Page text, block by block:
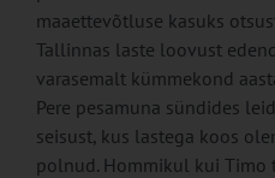
maaettevõtluse kasuks
Tallinnas laste loovust
varasemalt kümmekond
Pere pesamuna sündides
seisust, kus lastega koos
polnud. Hommikul kui Timo